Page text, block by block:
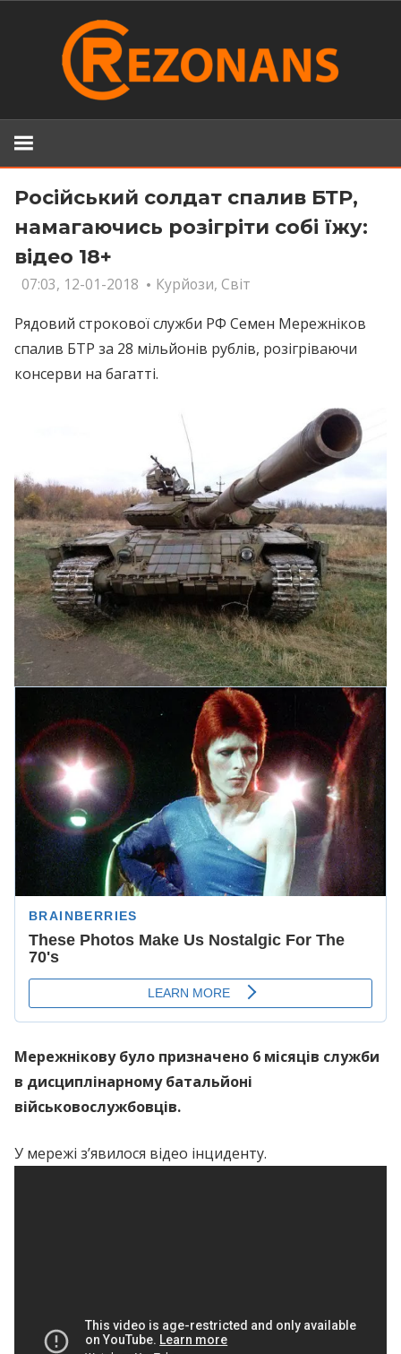
Російський солдат спалив БТР,
намагаючись розігріти собі їжу:
відео 18+
07:03, 12-01-2018 Курйози, Світ
Рядовий строкової служби РФ Семен Мережніков
спалив БТР за 28 мільйонів рублів, розігріваючи
консерви на багатті.
Мережнікову було призначено 6 місяців служби
в дисциплінарному батальйоні
військовослужбовців.
У мережі з’явилося відео інциденту.